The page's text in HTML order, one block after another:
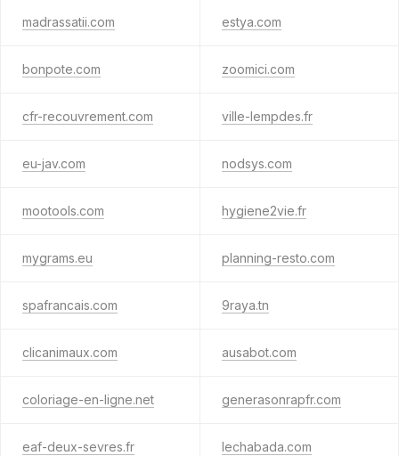
madrassatii.com estya.com
bonpote.com zoomici.com
cfr-recouvrement.com ville-lempdes.fr
eu-jav.com nodsys.com
mootools.com hygiene2vie.fr
mygrams.eu planning-resto.com
spafrancais.com 9raya.tn
clicanimaux.com ausabot.com
coloriage-en-ligne.net generasonrapfr.com
eaf-deux-sevres.fr lechabada.com